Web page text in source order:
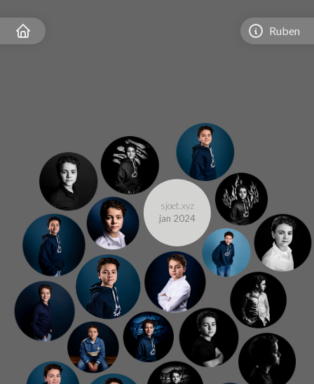
sjoet.xyz
jan 2024
Ruben